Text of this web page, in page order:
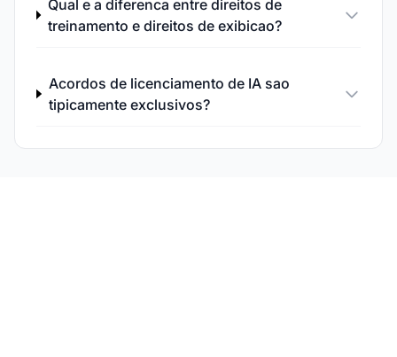
Qual e a diferenca entre direitos de
treinamento e direitos de exibicao?
Acordos de licenciamento de IA sao
tipicamente exclusivos?